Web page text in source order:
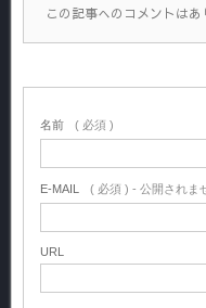
この記事へのコメントはあ
名前 ( 必須 )
E-MAIL ( 必須 ) - 公開されま
URL